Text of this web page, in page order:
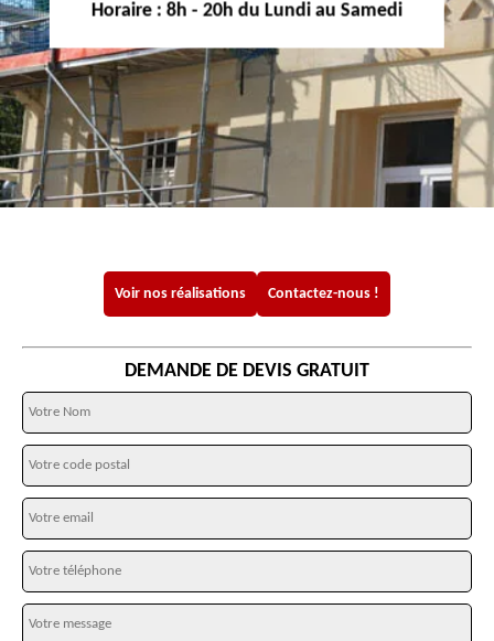
Horaire : 8h - 20h du Lundi au Samedi
Voir nos réalisations Contactez-nous !
DEMANDE DE DEVIS GRATUIT